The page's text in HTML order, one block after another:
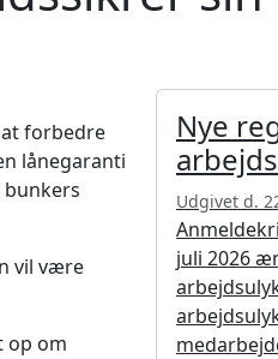
forbedre
lånegaranti
vil være
op om
Nye
Udgivet d.
juli 2026